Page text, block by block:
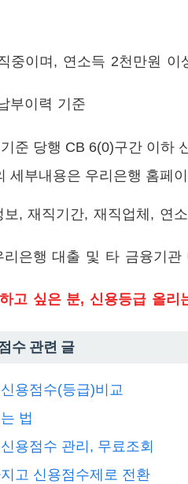
중이며, 연소득 2천만원 이
부이력 기준
준 당행 CB 6(0)구간 이하
세부내용은 우리은행 홈페
, 재직기간, 재직업체, 연
은행 대출 및 타 금융기
고 싶은 분, 신용등급 올
수 관련 글
용점수(등급)비교
법
용점수 관리, 무료조회
고 신용점수제로 전환